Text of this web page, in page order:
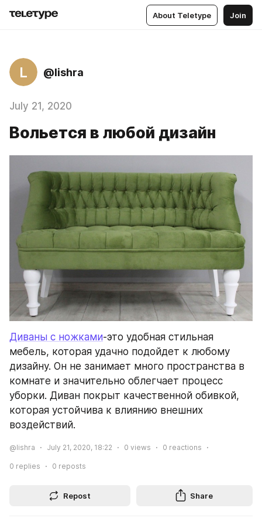
About Teletype Join
L @lishra
July 21, 2020
Вольется в любой дизайн
Диваны с ножками-это удобная стильная
мебель, которая удачно подойдет к любому
дизайну. Он не занимает много пространства в
комнате и значительно облегчает процесс
уборки. Диван покрыт качественной обивкой,
которая устойчива к влиянию внешних
воздействий.
@lishra July 21, 2020, 18:22 0 views 0 reactions
0 replies 0 reposts
Repost Share